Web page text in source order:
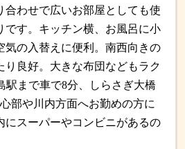
合わせで広いお部屋としても使
です。キッチン横、お風呂に小
気の入替えに便利。南西向きの
り良好。大きな布団などもラク
駅まで車で8分、しらさぎ大橋
部や川内方面へお勤めの方に
にスーパーやコンビニがあるの